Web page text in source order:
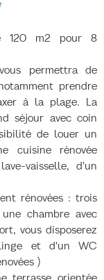
120 m2 pour 8
permettra de
prendre
à la plage. La
séjour avec coin
de louer un
cuisine rénovée
vaisselle, d'un
rénovées : trois
chambre avec
vous disposerez
et d'un WC
)